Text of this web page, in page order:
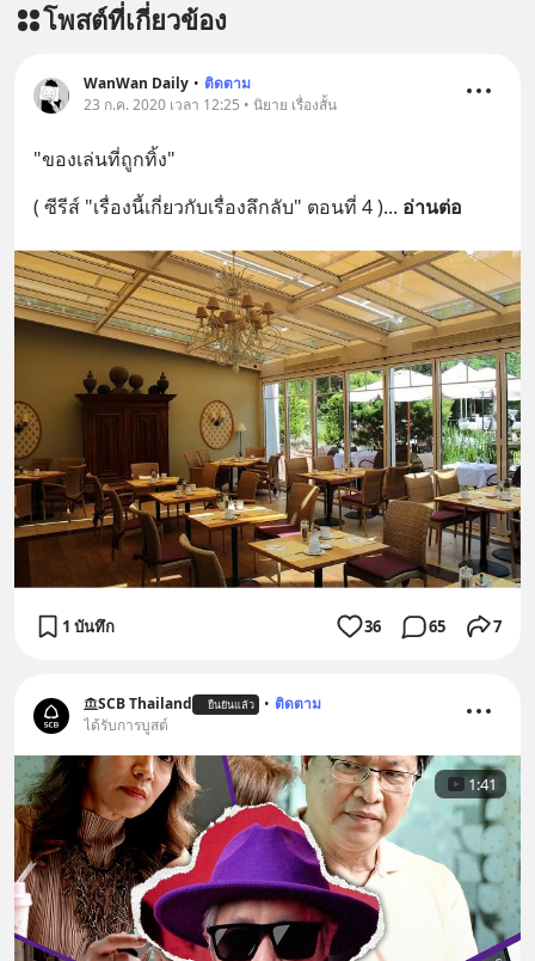
โพสต์ที่เกี่ยวข้อง
WanWan Daily • ติดตาม
23 ก.ค. 2020 เวลา 12:25 • นิยาย เรื่องสั้น
"ของเล่นที่ถูกทิ้ง"
( ซีรีส์ "เรื่องนี้เกี่ยวกับเรื่องลึกลับ" ตอนที่ 4 )... อ่านต่อ
1 บันทึก 36 65 7
SCB Thailand ยืนยันแล้ว • ติดตาม
ได้รับการบูสต์
1:41